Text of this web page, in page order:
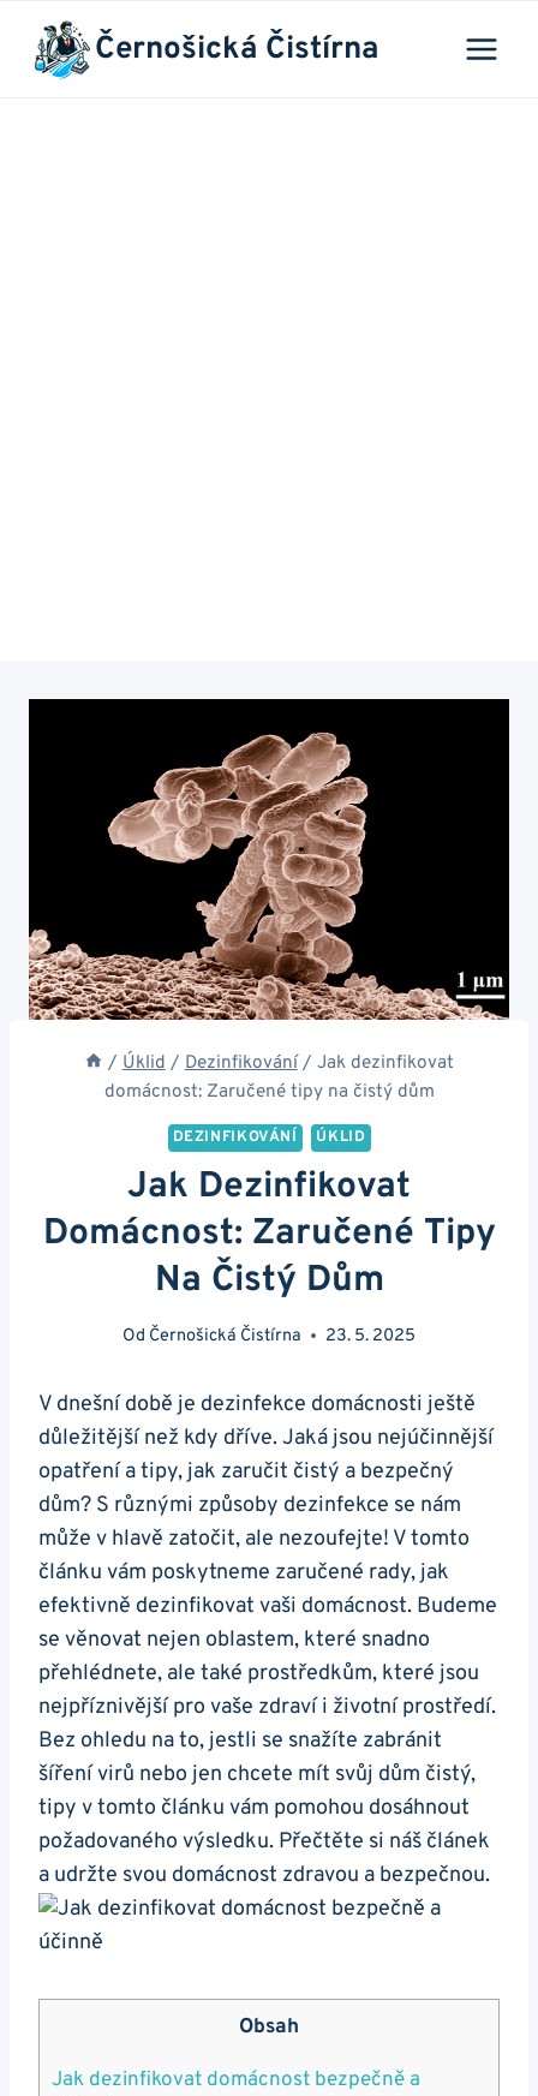
Přeskočit
obsah
Černošická Čistírna
/ Úklid / Dezinfikování / Jak dezinfikovat
domácnost: Zaručené tipy na čistý dům
DEZINFIKOVÁNÍ ÚKLID
Jak Dezinfikovat
Domácnost: Zaručené Tipy
Na Čistý Dům
Od Černošická Čistírna 23. 5. 2025
V dnešní době je dezinfekce domácnosti ještě
důležitější než kdy dříve. Jaká jsou nejúčinnější
opatření a tipy, jak zaručit čistý a bezpečný
dům? S různými způsoby dezinfekce se nám
může v hlavě zatočit, ale nezoufejte! V tomto
článku vám poskytneme zaručené rady, jak
efektivně dezinfikovat vaši domácnost. Budeme
se věnovat nejen oblastem, které snadno
přehlédnete, ale také prostředkům, které jsou
nejpříznivější pro vaše zdraví i životní prostředí.
Bez ohledu na to, jestli se snažíte zabránit
šíření virů nebo jen chcete mít svůj dům čistý,
tipy v tomto článku vám pomohou dosáhnout
požadovaného výsledku. Přečtěte si náš článek
a udržte svou domácnost zdravou a bezpečnou.
Obsah
Jak dezinfikovat domácnost bezpečně a